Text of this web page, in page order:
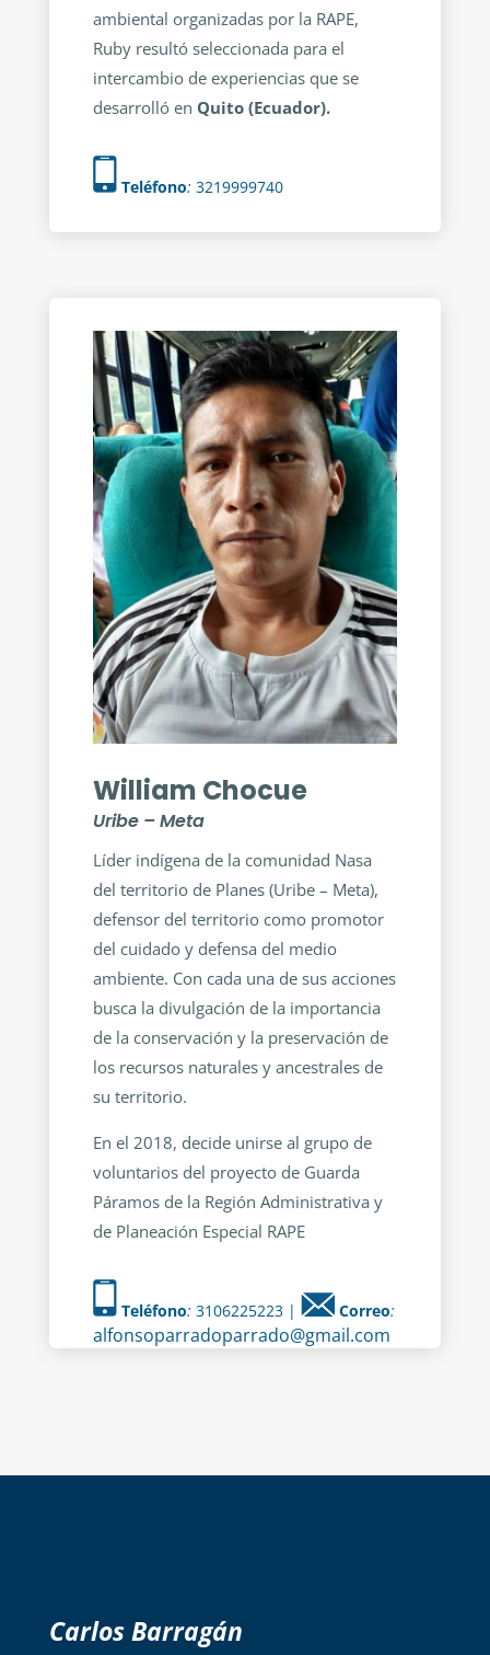
ambiental organizadas por la RAPE,
Ruby resultó seleccionada para el
intercambio de experiencias que se
desarrolló en Quito (Ecuador).
Teléfono: 3219999740
William Chocue
Uribe – Meta
Líder indígena de la comunidad Nasa
del territorio de Planes (Uribe – Meta),
defensor del territorio como promotor
del cuidado y defensa del medio
ambiente. Con cada una de sus acciones
busca la divulgación de la importancia
de la conservación y la preservación de
los recursos naturales y ancestrales de
su territorio.
En el 2018, decide unirse al grupo de
voluntarios del proyecto de Guarda
Páramos de la Región Administrativa y
de Planeación Especial RAPE
Teléfono: 3106225223 | Correo:
alfonsoparradoparrado@gmail.com
Carlos Barragán